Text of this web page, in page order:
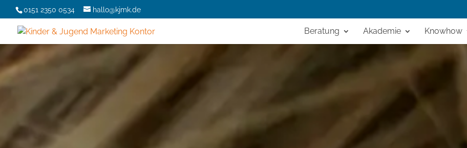
0151 2350 0534 hallo@kjmk.de
Beratung Akademie Knowhow